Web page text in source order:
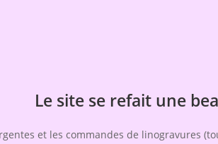
Le site se refait une
et les commandes de linogravures